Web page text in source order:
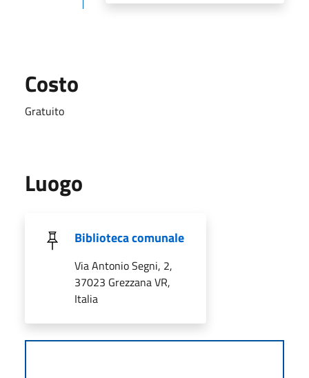
Costo
Gratuito
Luogo
Biblioteca comunale
Via Antonio Segni, 2,
37023 Grezzana VR,
Italia